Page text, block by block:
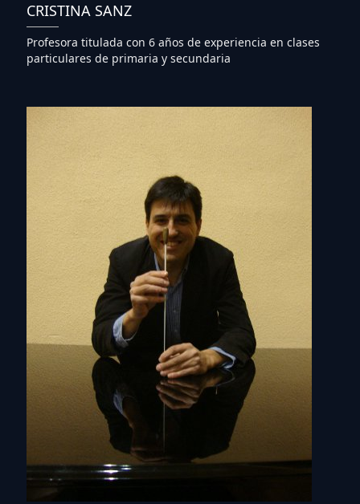
CRISTINA SANZ
Profesora titulada con 6 años de experiencia en clases
particulares de primaria y secundaria